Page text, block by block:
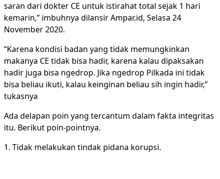
saran dari dokter CE untuk istirahat total sejak 1 hari
kemarin,” imbuhnya dilansir Ampar.id, Selasa 24
November 2020.
“Karena kondisi badan yang tidak memungkinkan
makanya CE tidak bisa hadir, karena kalau dipaksakan
hadir juga bisa ngedrop. Jika ngedrop Pilkada ini tidak
bisa beliau ikuti, kalau keinginan beliau sih ingin hadir,”
tukasnya
Ada delapan poin yang tercantum dalam fakta integritas
itu. Berikut poin-pointnya.
1. Tidak melakukan tindak pidana korupsi.